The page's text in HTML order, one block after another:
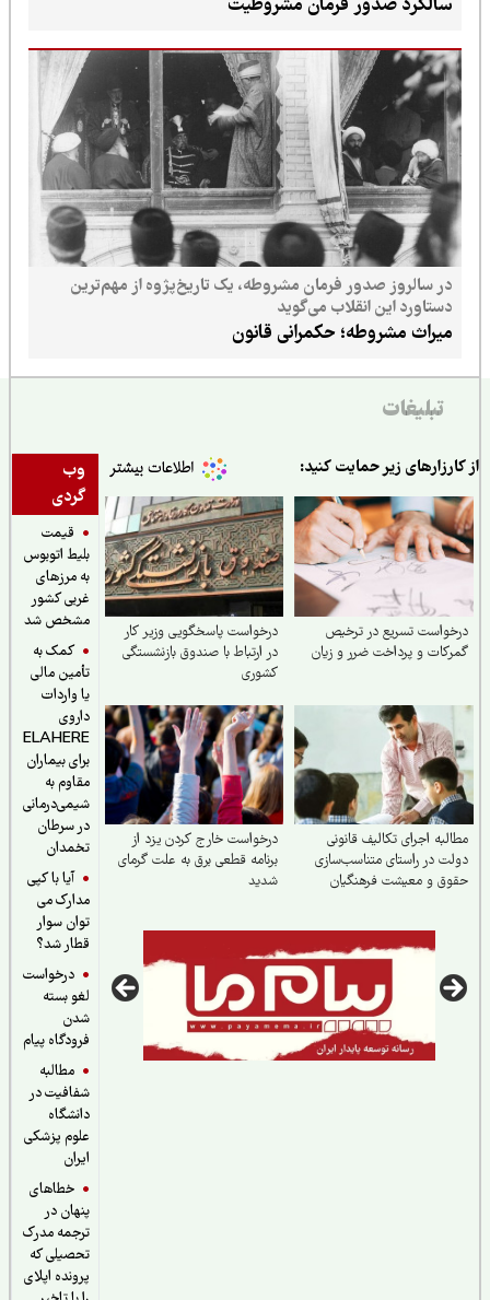
سالگرد صدور فرمان مشروطیت
در سالروز صدور فرمان مشروطه، یک تاریخ‌پژوه از مهم‌ترین
دستاورد این انقلاب می‌گوید
میراث مشروطه؛ حکمرانی قانون
تبلیغات
وب
گردی
قیمت
بلیط اتوبوس
به مرزهای
غربی کشور
مشخص شد
کمک به
تأمین مالی
یا واردات
داروی
ELAHERE
برای بیماران
مقاوم به
شیمی‌درمانی
در سرطان
تخمدان
آیا با کپی
مدارک می
توان سوار
قطار شد؟
درخواست
لغو بسته
فرودگاه پیام
مطالبه
شفافیت در
دانشگاه
علوم پزشکی
خطاهای
پنهان در
ترجمه مدرک
تحصیلی که
پرونده اپلای
زیر حمایت کنید:
تسریع در ترخیص
و پرداخت ضرر و زیان
درخواست پاسخگویی وزیر کار
در ارتباط با صندوق بازنشستگی
کشوری
اجرای تکالیف قانونی
در راستای متناسب‌سازی
و معیشت فرهنگیان
درخواست خارج کردن یزد از
برنامه قطعی برق به علت گرمای